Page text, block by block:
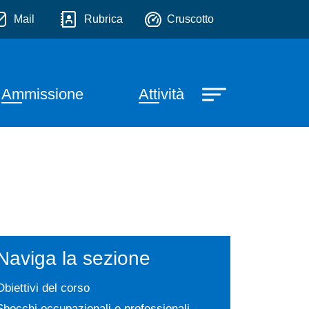
servizio
Mail Rubrica Cruscotto
Ammissione Attività
la sezione
del corso